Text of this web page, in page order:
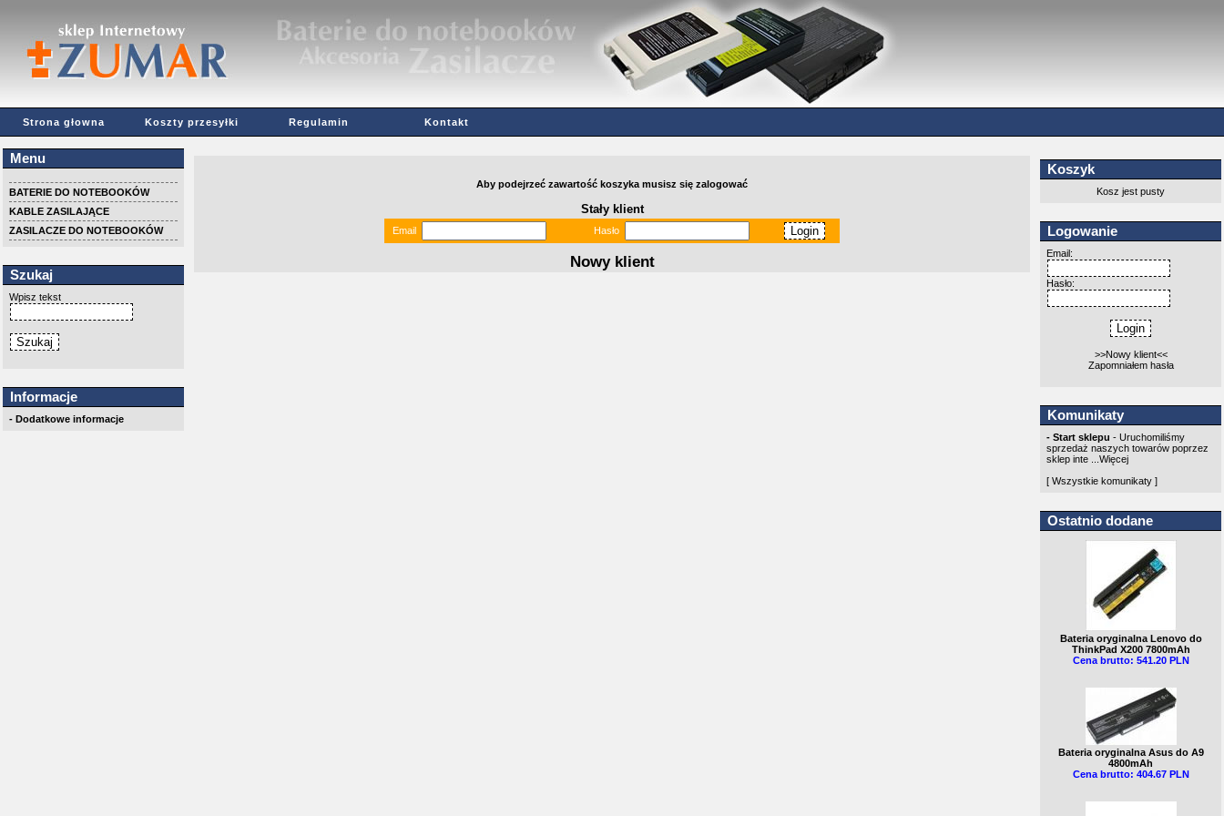
Strona głowna Koszty przesyłki Regulamin Kontakt
Menu
BATERIE DO NOTEBOOKÓW
KABLE ZASILAJĄCE
ZASILACZE DO NOTEBOOKÓW
Szukaj
Wpisz tekst
Informacje
- Dodatkowe informacje
Aby podejrzeć zawartość koszyka musisz się zalogować
Stały klient
Email Hasło
Nowy klient
Koszyk
Kosz jest pusty
Logowanie
Email:
Hasło:
>>Nowy klient<<
Zapomniałem hasła
Komunikaty
- Start sklepu - Uruchomiliśmy
sprzedaż naszych towarów poprzez
sklep inte ... Więcej
[ Wszystkie komunikaty ]
Ostatnio dodane
Bateria oryginalna Lenovo do
ThinkPad X200 7800mAh
Cena brutto: 541.20 PLN
Bateria oryginalna Asus do A9
4800mAh
Cena brutto: 404.67 PLN